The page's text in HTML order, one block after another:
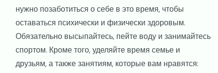
нужно позаботиться о себе в это время, чтобы
оставаться психически и физически здоровым.
Обязательно высыпайтесь, пейте воду и занимайтесь
спортом. Кроме того, уделяйте время семье и
друзьям, а также занятиям, которые вам нравятся: